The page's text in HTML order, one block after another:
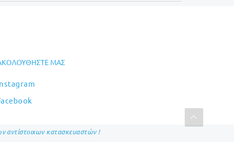
ΜΑΣ
αντίστοιχων κατασκευαστών !